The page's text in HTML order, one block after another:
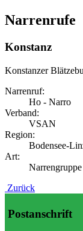
Narrenrufe
Konstanz
Konstanzer
Narrenruf:
Ho - Narro
Verband:
VSAN
Region:
Bodensee-
Art:
Narrengruppe
Zurück
Postanschrift